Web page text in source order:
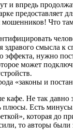
и впредь
предоставляет
Что там
смысла к
эффекта, нужно
может
«законы и
Не так давно
плюсы. Есть
которая до
то авторы